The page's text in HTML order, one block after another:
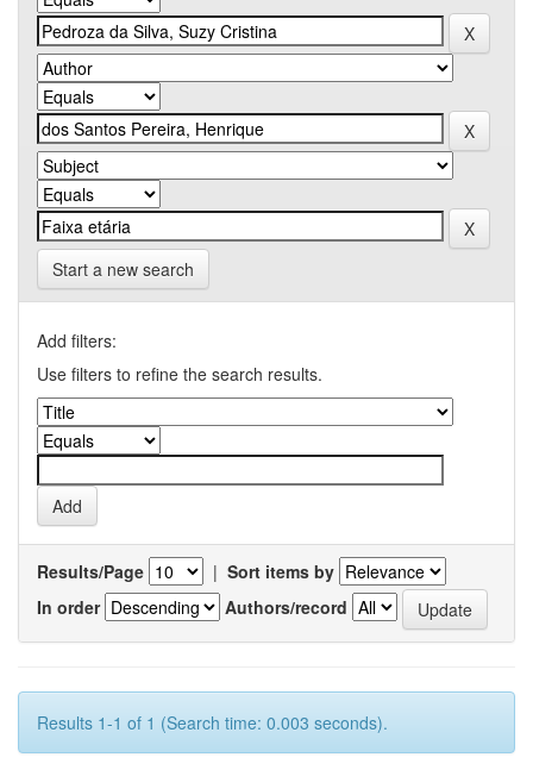
Start a new search
Add filters:
Use filters to refine the search results.
Results/Page | Sort items by
In order
Authors/record
Results 1-1 of 1 (Search time: 0.003 seconds).